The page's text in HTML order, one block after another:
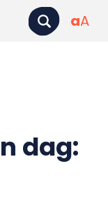
aA
dag: